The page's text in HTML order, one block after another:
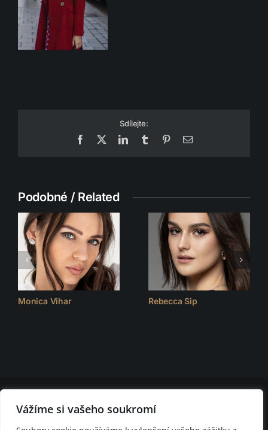
Vážíme si vašeho soukromí
Sdílejte:
Facebook
LinkedInTumblr PinterestEmail
Podobné / Related
Monica Vihar Rebecca Sip
cookies